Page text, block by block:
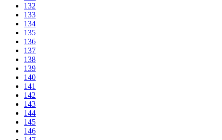
132
133
134
135
136
137
138
139
140
141
142
143
144
145
146